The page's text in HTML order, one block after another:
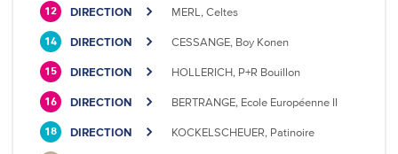
12 DIRECTION MERL, Celtes
14 DIRECTION CESSANGE, Boy Konen
15 DIRECTION HOLLERICH, P+R Bouillon
16 DIRECTION BERTRANGE, Ecole Européenne II
18 DIRECTION KOCKELSCHEUER, Patinoire